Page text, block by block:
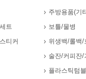
주방용품(기
트
보틀/물병
티커
위생백/롤백/
술잔/커피잔/
플라스틱텀